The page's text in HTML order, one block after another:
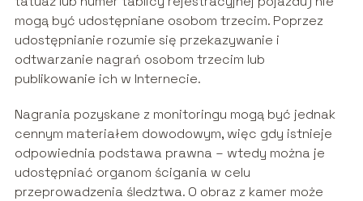
mogą być udostępniane osobom trzecim. Poprzez
udostępnianie rozumie się przekazywanie i
odtwarzanie nagrań osobom trzecim lub
publikowanie ich w Internecie.
Nagrania pozyskane z monitoringu mogą być jednak
cennym materiałem dowodowym, więc gdy istnieje
odpowiednia podstawa prawna – wtedy można je
udostępniać organom ścigania w celu
przeprowadzenia śledztwa. O obraz z kamer może